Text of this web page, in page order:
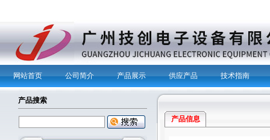
网站首页 公司简介 产品展示 供应产品 技术指南
产品搜索
产品信息